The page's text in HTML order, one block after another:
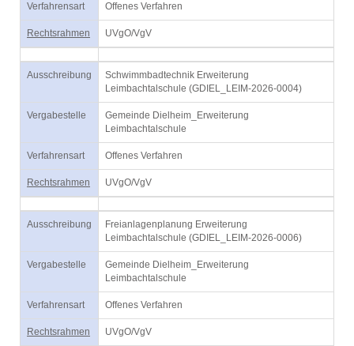
Verfahrensart Offenes Verfahren
Rechtsrahmen UVgO/VgV
Ausschreibung
Schwimmbadtechnik Erweiterung
Leimbachtalschule (GDIEL_LEIM-2026-0004)
Vergabestelle
Gemeinde Dielheim_Erweiterung
Leimbachtalschule
Verfahrensart Offenes Verfahren
Rechtsrahmen UVgO/VgV
Ausschreibung
Freianlagenplanung Erweiterung
Leimbachtalschule (GDIEL_LEIM-2026-0006)
Vergabestelle
Gemeinde Dielheim_Erweiterung
Leimbachtalschule
Verfahrensart Offenes Verfahren
Rechtsrahmen UVgO/VgV